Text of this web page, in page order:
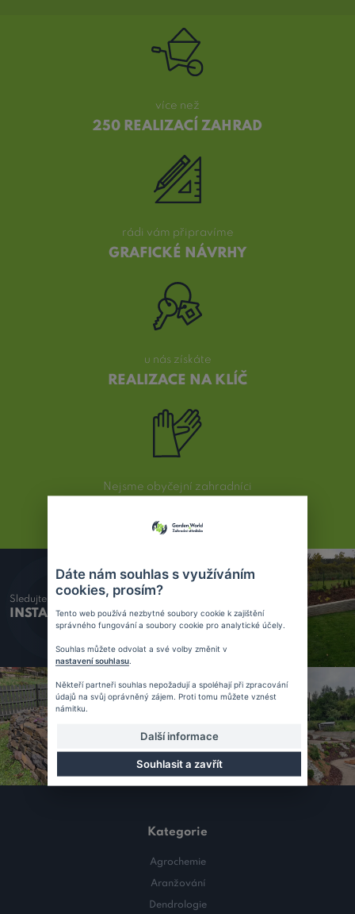
více než
250 REALIZACÍ ZAHRAD
rádi vám připravíme
GRAFICKÉ NÁVRHY
u nás získáte
REALIZACE NA KLÍČ
Nejsme obyčejní zahradníci
Sledujte náš
INSTAGRAM
Kategorie
Agrochemie
Aranžování
Dendrologie
Dáte nám souhlas s využíváním
cookies, prosím?
Tento web používá nezbytné soubory cookie k zajištění
správného fungování a soubory cookie pro analytické účely.
Souhlas můžete odvolat a své volby změnit v
nastavení souhlasu
Někteří partneři souhlas nepožadují a spoléhají při zpracování
údajů na svůj oprávněný zájem. Proti tomu můžete vznést
námitku.
Další informace
Souhlasit a zavřít